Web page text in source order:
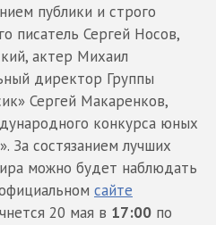
публики и строго
писатель Сергей Носов,
актер Михаил
директор Группы
Сергей Макаренков,
конкурса юных
За состязанием лучших
можно будет наблюдать
сайте
20 мая в 17:00 по